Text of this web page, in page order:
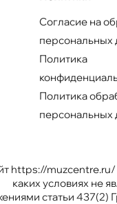
Согласие на
персональных
Политика
Политика
персональных
https://
каких условиях не
статьи 437(2)